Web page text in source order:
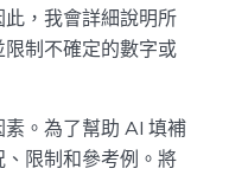
，我會詳細說明所
制不確定的數字或
素。為了幫助 AI 填補
限制和參考例。將